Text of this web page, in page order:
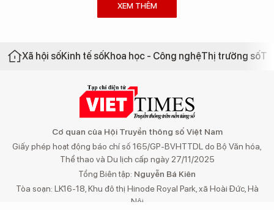
XEM THÊM
Xã hội sốKinh tế sốKhoa học - Công nghệThị trường số
Cơ quan của Hội Truyền thông số Việt Nam
Giấy phép hoạt động báo chí số 165/GP-BVHTTDL do Bộ Văn hóa,
Thể thao và Du lịch cấp ngày 27/11/2025
Tổng Biên tập: Nguyễn Bá Kiên
Tòa soạn: LK16-18, Khu đô thị Hinode Royal Park, xã Hoài Đức, Hà
Nội